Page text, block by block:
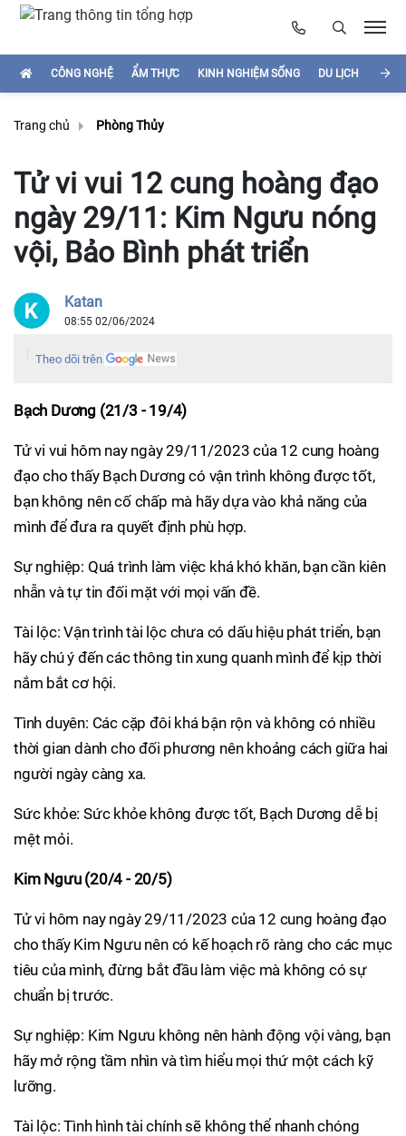
CÔNG NGHỆ ẨM THỰC KINH NGHIỆM SỐNG DU LỊCH
Trang chủ Phòng Thủy
Tử vi vui 12 cung hoàng đạo
ngày 29/11: Kim Ngưu nóng
vội, Bảo Bình phát triển
Katan
08:55 02/06/2024
Theo dõi trên
Bạch Dương (21/3 - 19/4)
Tử vi vui hôm nay ngày 29/11/2023 của 12 cung hoàng
đạo cho thấy Bạch Dương có vận trình không được tốt,
bạn không nên cố chấp mà hãy dựa vào khả năng của
mình để đưa ra quyết định phù hợp.
Sự nghiệp: Quá trình làm việc khá khó khăn, bạn cần kiên
nhẫn và tự tin đối mặt với mọi vấn đề.
Tài lộc: Vận trình tài lộc chưa có dấu hiệu phát triển, bạn
hãy chú ý đến các thông tin xung quanh mình để kịp thời
nắm bắt cơ hội.
Tình duyên: Các cặp đôi khá bận rộn và không có nhiều
thời gian dành cho đối phương nên khoảng cách giữa hai
người ngày càng xa.
Sức khỏe: Sức khỏe không được tốt, Bạch Dương dễ bị
mệt mỏi.
Kim Ngưu (20/4 - 20/5)
Tử vi hôm nay ngày 29/11/2023 của 12 cung hoàng đạo
cho thấy Kim Ngưu nên có kế hoạch rõ ràng cho các mục
tiêu của mình, đừng bắt đầu làm việc mà không có sự
chuẩn bị trước.
Sự nghiệp: Kim Ngưu không nên hành động vội vàng, bạn
hãy mở rộng tầm nhìn và tìm hiểu mọi thứ một cách kỹ
lưỡng.
Tài lộc: Tình hình tài chính sẽ không thể nhanh chóng